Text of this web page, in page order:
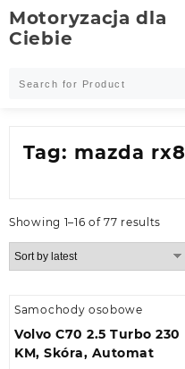
Skip
to
content
Motoryzacja dla
Ciebie
Tag: mazda rx8
Showing 1–16 of 77 results
Samochody osobowe
Volvo C70 2.5 Turbo 230
KM, Skóra, Automat